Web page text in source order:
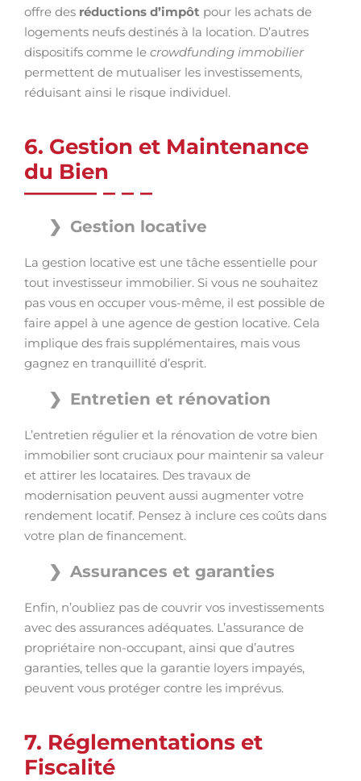
offre des réductions d’impôt pour les achats de
logements neufs destinés à la location. D’autres
dispositifs comme le crowdfunding immobilier
permettent de mutualiser les investissements,
réduisant ainsi le risque individuel.
6. Gestion et Maintenance
du Bien
Gestion locative
La gestion locative est une tâche essentielle pour
tout investisseur immobilier. Si vous ne souhaitez
pas vous en occuper vous-même, il est possible de
faire appel à une agence de gestion locative. Cela
implique des frais supplémentaires, mais vous
gagnez en tranquillité d’esprit.
Entretien et rénovation
L’entretien régulier et la rénovation de votre bien
immobilier sont cruciaux pour maintenir sa valeur
et attirer les locataires. Des travaux de
modernisation peuvent aussi augmenter votre
rendement locatif. Pensez à inclure ces coûts dans
votre plan de financement.
Assurances et garanties
Enfin, n’oubliez pas de couvrir vos investissements
avec des assurances adéquates. L’assurance de
propriétaire non-occupant, ainsi que d’autres
garanties, telles que la garantie loyers impayés,
peuvent vous protéger contre les imprévus.
7. Réglementations et
Fiscalité